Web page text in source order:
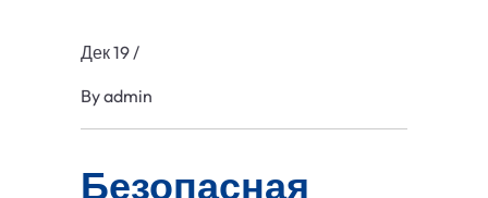
Дек 19/
Byadmin
Безопасная